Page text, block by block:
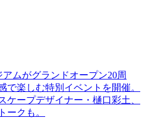
ムがグランドオープン20周
で楽しむ特別イベントを開催。
ケープデザイナー・樋口彩土、
ークも。